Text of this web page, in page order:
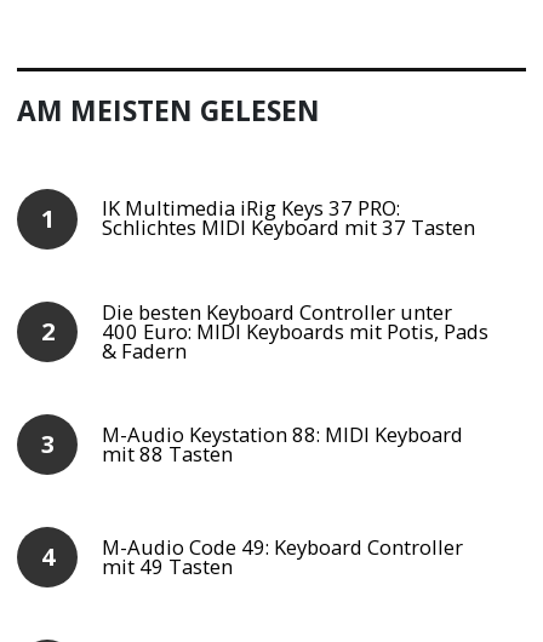
AM MEISTEN GELESEN
IK Multimedia iRig Keys 37 PRO:
Schlichtes MIDI Keyboard mit 37 Tasten
Die besten Keyboard Controller unter
400 Euro: MIDI Keyboards mit Potis, Pads
& Fadern
M-Audio Keystation 88: MIDI Keyboard
mit 88 Tasten
M-Audio Code 49: Keyboard Controller
mit 49 Tasten